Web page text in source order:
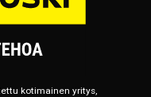
kotimainen yritys,